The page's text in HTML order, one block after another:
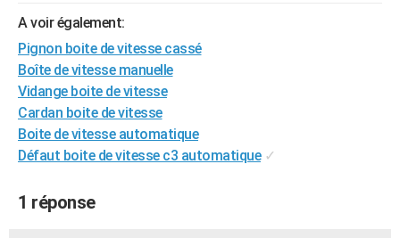
A voir également:
Pignon boite de vitesse cassé
Boîte de vitesse manuelle
Vidange boite de vitesse
Cardan boite de vitesse
Boite de vitesse automatique
Défaut boite de vitesse c3 automatique ✓
1 réponse